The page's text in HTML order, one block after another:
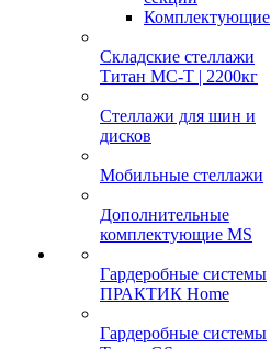
Комплектующие
Складские стеллажи
Титан МС-Т | 2200кг
Стеллажи для шин и
дисков
Мобильные стеллажи
Дополнительные
комплектующие MS
Гардеробные системы
ПРАКТИК Home
Гардеробные системы